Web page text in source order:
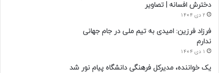
دخترش افسانه | تصاویر
2 دی 1404
فرزاد فرزین: امیدی به تیم ملی در جام جهانی
ندارم
1 دی 1404
یک خواننده، مدیرکل فرهنگی دانشگاه پیام نور شد